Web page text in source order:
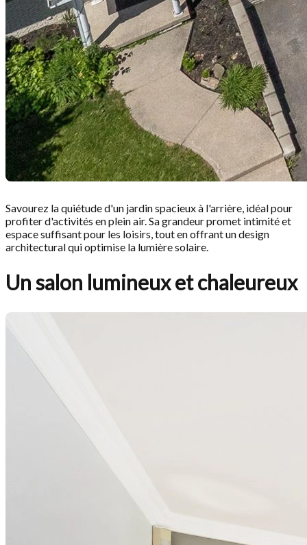
Savourez la quiétude d'un jardin spacieux à l'arrière, idéal pour
profiter d'activités en plein air. Sa grandeur promet intimité et
espace suffisant pour les loisirs, tout en offrant un design
architectural qui optimise la lumière solaire.
Un salon lumineux et chaleureux